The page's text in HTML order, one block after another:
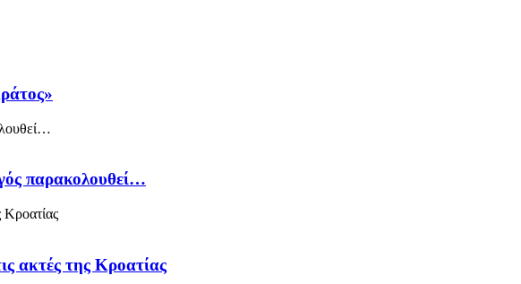
παρακολουθεί…
ακτές της Κροατίας